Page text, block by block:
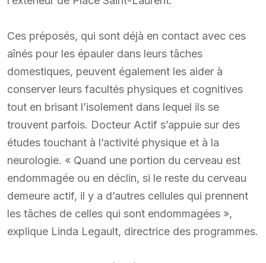
Ces préposés, qui sont déjà en contact avec ces
aînés pour les épauler dans leurs tâches
domestiques, peuvent également les aider à
conserver leurs facultés physiques et cognitives
tout en brisant l’isolement dans lequel ils se
trouvent parfois. Docteur Actif s’appuie sur des
études touchant à l’activité physique et à la
neurologie. « Quand une portion du cerveau est
endommagée ou en déclin, si le reste du cerveau
demeure actif, il y a d’autres cellules qui prennent
les tâches de celles qui sont endommagées »,
explique Linda Legault, directrice des programmes.